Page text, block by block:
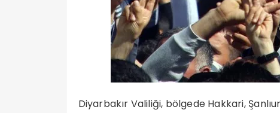
Diyarbakır Valiliği, bölgede Hakkari,